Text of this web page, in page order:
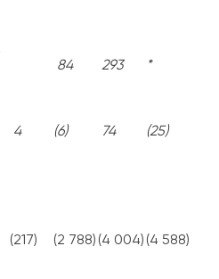
84 293
*
4 (6) 74 (25)
(217) (2 788) (4 004) (4 588)